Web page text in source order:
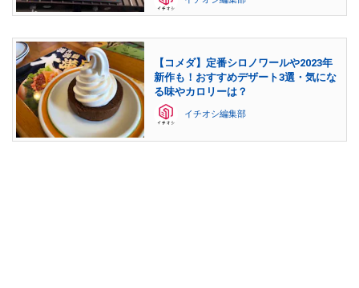
【コメダ】定番シロノワールや2023年
新作も！おすすめデザート3選・気にな
る味やカロリーは？
イチオシ編集部